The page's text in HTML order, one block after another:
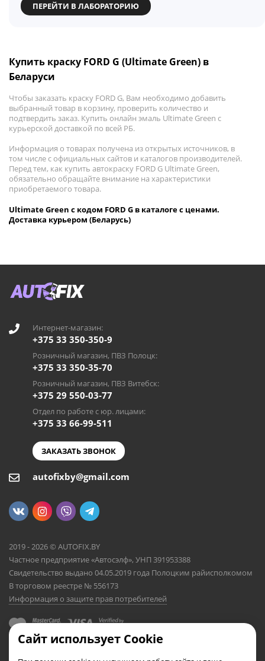
ПЕРЕЙТИ В ЛАБОРАТОРИЮ
Купить краску FORD G (Ultimate Green) в
Беларуси
Чтобы заказать краску FORD G, Вам необходимо добавить
выбранный товар в корзину, проверить количество и
подтвердить заказ. Купить онлайн эмаль Ultimate Green с
курьерской доставкой по всей РБ.
Информация о товарах получена из открытых источников, в
том числе с официальных сайтов и каталогов производителей.
Перед тем, как купить автокраску FORD G Ultimate Green,
обязательно обращайте внимание на характеристики
приобретаемого товара.
Ultimate Green с кодом FORD G в каталоге с ценами.
Доставка курьером (Беларусь)
Интернет-магазин:
+375 33 350-350-9
Розничный магазин, ПВЗ Полоцк:
+375 33 350-35-70
Розничный магазин, ПВЗ Витебск:
+375 29 550-03-77
Отдел по работе с юр. лицами:
+375 33 66-99-511
ЗАКАЗАТЬ ЗВОНОК
autofixby@gmail.com
2019 - 2026 © AUTOFIX.BY
Частное предприятие «Автосэлф», УНП 391953388
Свидетельство выдано 04.05.2019 года Полоцким райисполкомом
В торговом реестре № 556173
Информация о защите прав потребителей
Сайт использует Cookie